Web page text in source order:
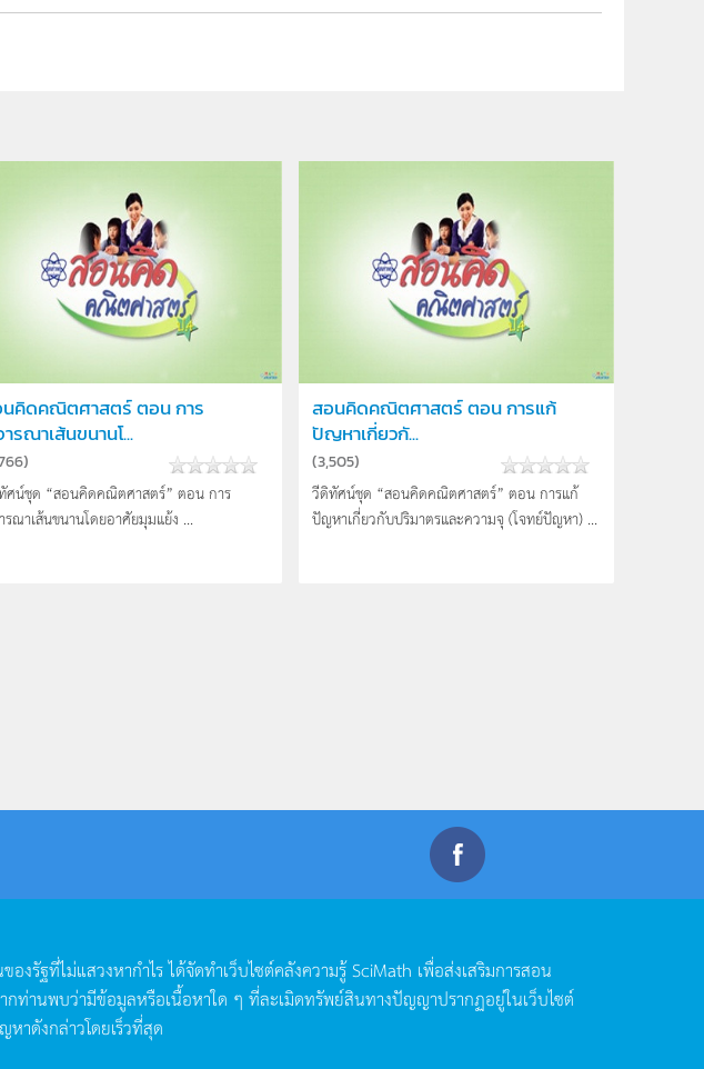
คิดคณิตศาสตร์ ตอน การ
รณาเส้นขนานโ...
)
ศน์ชุด “สอนคิดคณิตศาสตร์” ตอน การ
รณาเส้นขนานโดยอาศัยมุมแย้ง ...
สอนคิดคณิตศาสตร์ ตอน การแก้
ปัญหาเกี่ยวกั...
(3,505)
วีดิทัศน์ชุด “สอนคิดคณิตศาสตร์” ตอน การแก้
ปัญหาเกี่ยวกับปริมาตรและความจุ (โจทย์ปัญหา) ...
องรัฐที่ไม่แสวงหากำไรได้จัดทำเว็บไซต์คลังความรู้SciMath เพื่อส่งเสริมการสอน
กท่านพบว่ามีข้อมูลหรือเนื้อหาใด ๆ ที่ละเมิดทรัพย์สินทางปัญญาปรากฏอยู่ในเว็บไซต์
าดังกล่าวโดยเร็วที่สุด